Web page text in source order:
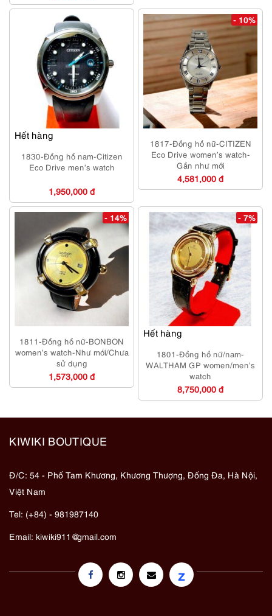
Hết hàng
1830-Đồng hồ nam-Citizen
Eco Drive men’s watch
1,950,000 đ
- 10%
1817-Đồng hồ nữ-CITIZEN
Eco Drive women’s watch-
Gần như mới
4,581,000 đ
- 14%
1811-Đồng hồ nữ-BONBON
women’s watch-Như mới/Chưa
sử dụng
1,573,000 đ
Hết hàng
- 7%
1801-Đồng hồ nữ/nam-
WALTHAM GP women/men’s
watch
8,750,000 đ
KIWIKI BOUTIQUE
Đ/C: 54 - Phố Tam Khương, Khương Thượng, Đống Đa, Hà Nội,
Việt Nam
Tel: (+84) - 981987140
Email: kiwiki911@gmail.com
z